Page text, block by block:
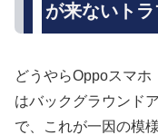
が来ないト
どうやらOppoスマホ
はバックグラウンド
で、これが一因の模様